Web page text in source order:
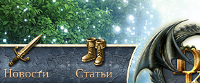
Новости Статьи